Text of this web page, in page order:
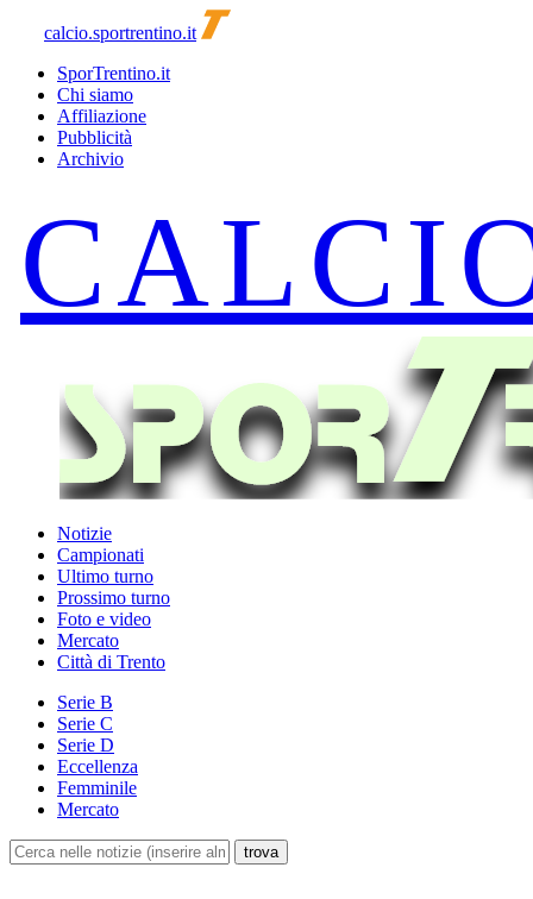
calcio.sportrentino.it
SporTrentino.it
Chi siamo
Affiliazione
Pubblicità
Archivio
Notizie
Campionati
Ultimo turno
Prossimo turno
Foto e video
Mercato
Città di Trento
Serie B
Serie C
Serie D
Eccellenza
Femminile
Mercato